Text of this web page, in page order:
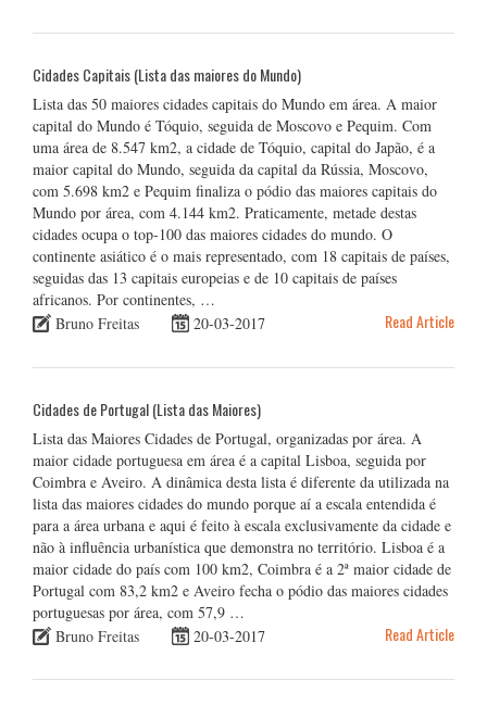
Cidades Capitais (Lista das maiores do Mundo)
Lista das 50 maiores cidades capitais do Mundo em área. A maior
capital do Mundo é Tóquio, seguida de Moscovo e Pequim. Com
uma área de 8.547 km2, a cidade de Tóquio, capital do Japão, é a
maior capital do Mundo, seguida da capital da Rússia, Moscovo,
com 5.698 km2 e Pequim finaliza o pódio das maiores capitais do
Mundo por área, com 4.144 km2. Praticamente, metade destas
cidades ocupa o top-100 das maiores cidades do mundo. O
continente asiático é o mais representado, com 18 capitais de países,
seguidas das 13 capitais europeias e de 10 capitais de países
africanos. Por continentes, …
Bruno Freitas
20-03-2017 Read Article
Cidades de Portugal (Lista das Maiores)
Lista das Maiores Cidades de Portugal, organizadas por área. A
maior cidade portuguesa em área é a capital Lisboa, seguida por
Coimbra e Aveiro. A dinâmica desta lista é diferente da utilizada na
lista das maiores cidades do mundo porque aí a escala entendida é
para a área urbana e aqui é feito à escala exclusivamente da cidade e
não à influência urbanística que demonstra no território. Lisboa é a
maior cidade do país com 100 km2, Coimbra é a 2ª maior cidade de
Portugal com 83,2 km2 e Aveiro fecha o pódio das maiores cidades
portuguesas por área, com 57,9 …
Bruno Freitas
20-03-2017 Read Article